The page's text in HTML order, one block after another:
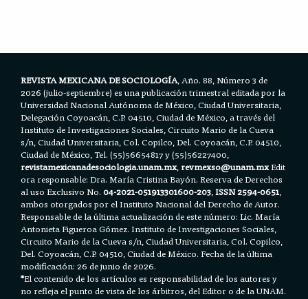
REVISTA MEXICANA DE SOCIOLOGÍA, Año. 88, Número 3 de
2026 (julio-septiembre) es una publicación trimestral editada por la
Universidad Nacional Autónoma de México, Ciudad Universitaria,
Delegación Coyoacán, C.P. 04510, Ciudad de México, a través del
Instituto de Investigaciones Sociales, Circuito Mario de la Cueva
s/n, Ciudad Universitaria, Col. Copilco, Del. Coyoacán, C.P. 04510,
Ciudad de México, Tel. (55)56654817 y (55)56227400,
revistamexicanadesociologia.unam.mx,revmexso@unam.mxEdit
ora responsable: Dra. María Cristina Bayón. Reserva de Derechos
al uso Exclusivo No.04-2021-051913301600-203,ISSN 2594-0651,
ambos otorgados por el Instituto Nacional del Derecho de Autor.
Responsable de la última actualización de este número: Lic. María
Antonieta Figueroa Gómez. Instituto de Investigaciones Sociales,
Circuito Mario de la Cueva s/n, Ciudad Universitaria, Col. Copilco,
Del. Coyoacán, C.P. 04510, Ciudad de México. Fecha de la última
modificación: 26 de junio de 2026.
*El contenido de los artículos es responsabilidad de los autores y
no refleja el punto de vista de los árbitros, del Editor o de la UNAM.